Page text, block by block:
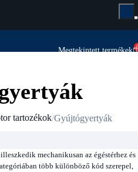
Megtekintett termékek
tartozékok Gyújtógyertyák
mechanikusan az égéstérhez és
több különböző kód szerepel,